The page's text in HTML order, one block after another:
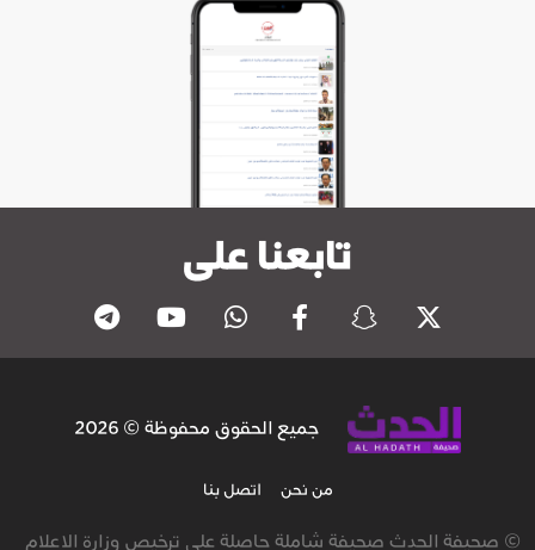
تابعنا على
جميع الحقوق محفوظة © 2026
من نحن اتصل بنا
© صحيفة الحدث صحيفة شاملة حاصلة على ترخيص وزارة الاعلام